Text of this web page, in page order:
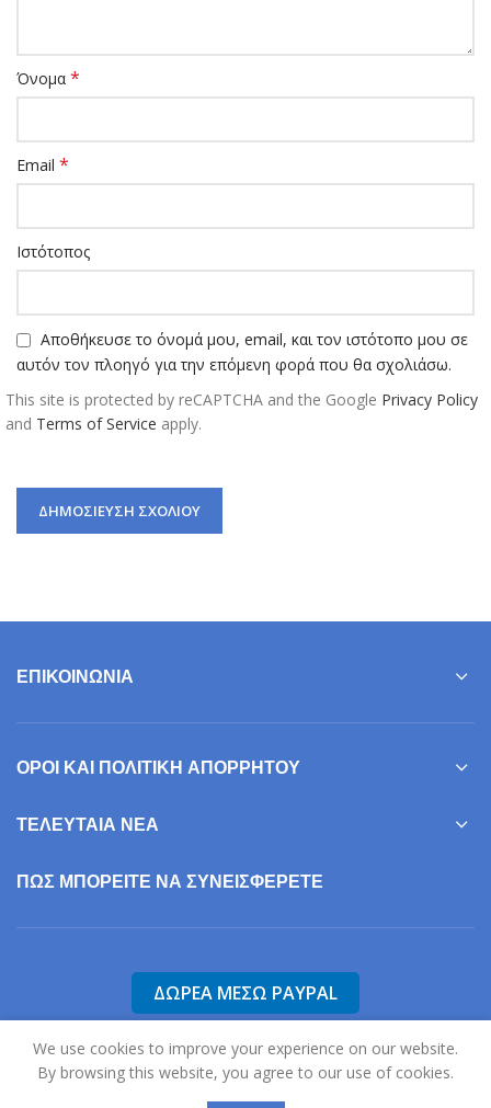
Όνομα *
Email *
Ιστότοπος
Αποθήκευσε το όνομά μου, email, και τον ιστότοπο μου σε
αυτόν τον πλοηγό για την επόμενη φορά που θα σχολιάσω.
This site is protected by reCAPTCHA and the Google Privacy Policy
and Terms of Service apply.
ΕΠΙΚΟΙΝΩΝΊΑ
ΌΡΟΙ ΚΑΙ ΠΟΛΙΤΙΚΉ ΑΠΟΡΡΉΤΟΥ
ΤΕΛΕΥΤΑΊΑ ΝΈΑ
ΠΩΣ ΜΠΟΡΕΊΤΕ ΝΑ ΣΥΝΕΙΣΦΕΡΕΤΕ
Σύλλογος Γονέων, Φίλων & Κηδεμόνων Ατόμων με Αυτισμό Ν.
We use cookies to improve your experience on our website.
By browsing this website, you agree to our use of cookies.